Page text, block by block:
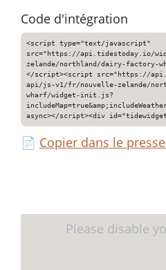
Code d'intégration
<script type="text/javascript"
src="https://api.tidestoday.io/
zelande/northland/dairy-factory-
</script><script src="https://
api/js-v1/fr/nouvelle-zelande/
wharf/widget-init.js?
async></script><div
📄 Copier dans le